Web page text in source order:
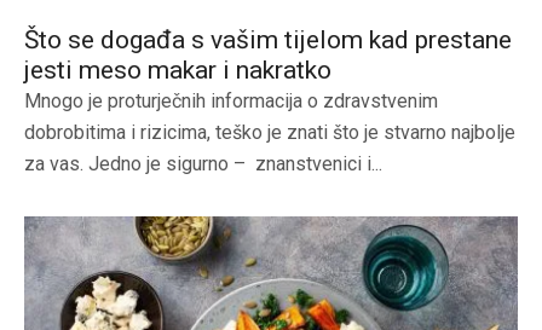
Što se događa s vašim tijelom kad prestane
jesti meso makar i nakratko
Mnogo je proturječnih informacija o zdravstvenim
dobrobitima i rizicima, teško je znati što je stvarno najbolje
za vas. Jedno je sigurno – znanstvenici i...